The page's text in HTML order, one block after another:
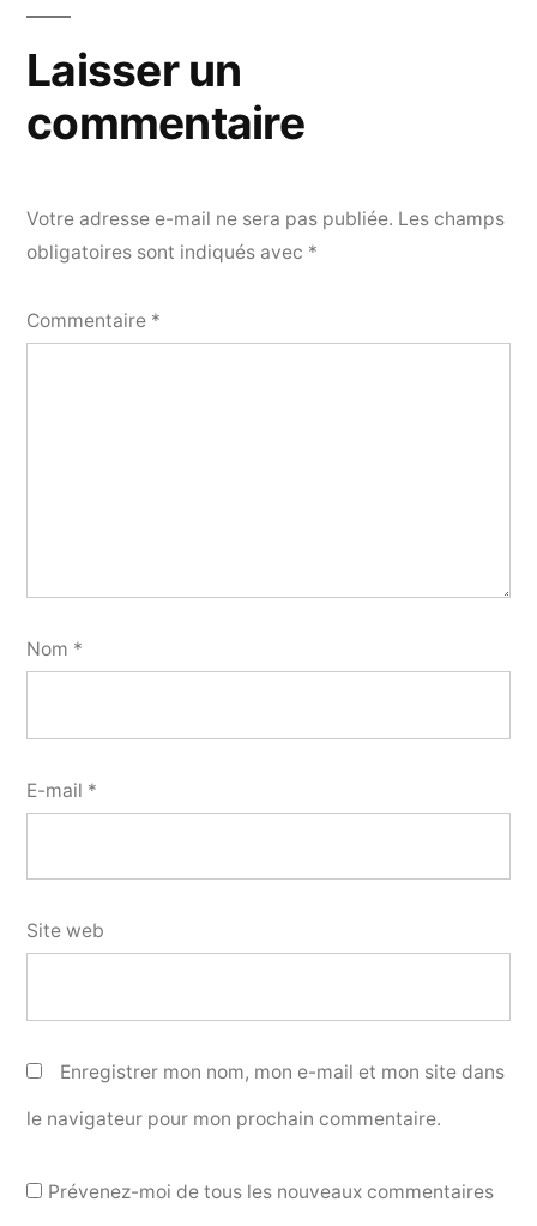
Laisser un
commentaire
Votre adresse e-mail ne sera pas publiée. Les champs
obligatoires sont indiqués avec *
Commentaire *
Nom *
E-mail *
Site web
Enregistrer mon nom, mon e-mail et mon site dans
le navigateur pour mon prochain commentaire.
Prévenez-moi de tous les nouveaux commentaires